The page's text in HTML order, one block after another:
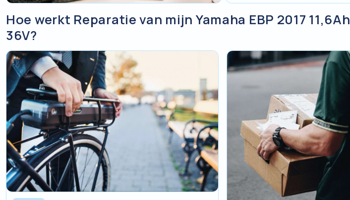
Hoe werkt Reparatie van mijn Yamaha EBP 2017 11,6Ah
36V?